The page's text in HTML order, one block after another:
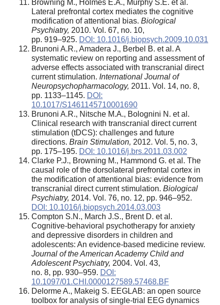
Browning M., Holmes E.A., Murphy S.E. et al.
Lateral prefrontal cortex mediates the cognitive
modification of attentional bias. Biological
Psychiatry, 2010. Vol. 67, no. 10,
pp. 919–925. DOI: 10.1016/j.biopsych.2009.10.031
Brunoni A.R., Amadera J., Berbel B. et al. A
systematic review on reporting and assessment of
adverse effects associated with transcranial direct
current stimulation. International Journal of
Neuropsychopharmacology, 2011. Vol. 14, no. 8,
pp. 1133–1145. DOI:
10.1017/S1461145710001690
Brunoni A.R., Nitsche M.A., Bolognini N. et al.
Clinical research with transcranial direct current
stimulation (tDCS): challenges and future
directions. Brain Stimulation, 2012. Vol. 5, no. 3,
pp. 175–195. DOI: 10.1016/j.brs.2011.03.002
Clarke P.J., Browning M., Hammond G. et al. The
causal role of the dorsolateral prefrontal cortex in
the modification of attentional bias: evidence from
transcranial direct current stimulation. Biological
Psychiatry, 2014. Vol. 76, no. 12, pp. 946–952.
DOI: 10.1016/j.biopsych.2014.03.003
Compton S.N., March J.S., Brent D. et al.
Cognitive-behavioral psychotherapy for anxiety
and depressive disorders in children and
adolescents: An evidence-based medicine review.
Journal of the American Academy Child and
Adolescent Psychiatry, 2004. Vol. 43,
no. 8, pp. 930–959. DOI:
10.1097/01.CHI.0000127589.57468.BF
Delorme A., Makeig S. EEGLAB: an open source
toolbox for analysis of single-trial EEG dynamics